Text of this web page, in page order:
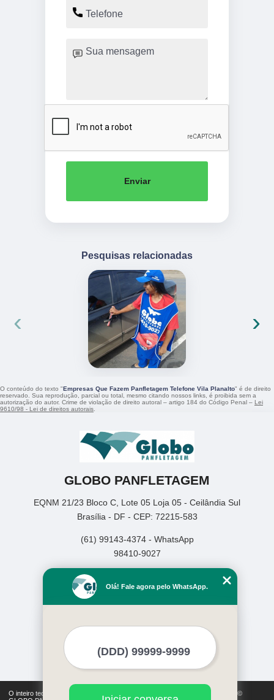
Enviar
Pesquisas relacionadas
‹ ›
O conteúdo do texto "Empresas Que Fazem Panfletagem Telefone Vila Planalto" é de direito
reservado. Sua reprodução, parcial ou total, mesmo citando nossos links, é proibida sem a
autorização do autor. Crime de violação de direito autoral – artigo 184 do Código Penal – Lei
9610/98 - Lei de direitos autorais.
GLOBO PANFLETAGEM
EQNM 21/23 Bloco C, Lote 05 Loja 05 - Ceilândia Sul
Brasília - DF - CEP: 72215-583
(61) 99143-4374 - WhatsApp
98410-9027
Empresa
Missão
Mapa do site
O inteiro teor deste site está sujeito à proteção de direitos autorais. Copyright©
Olá! Fale agora pelo WhatsApp.